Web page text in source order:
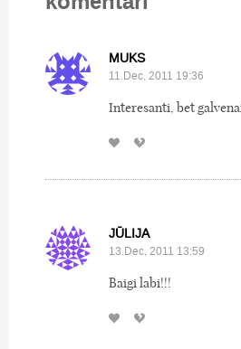
MUKS
11.Dec, 2011 19:36
Interesanti, bet
JŪLIJA
13.Dec, 2011 13:59
Baigi labi!!!